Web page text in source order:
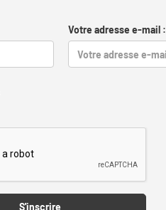
Votre adresse e-mail :
S'inscrire